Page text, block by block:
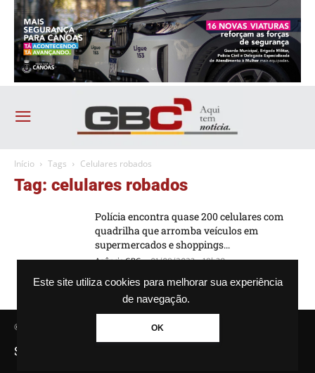
Este site utiliza cookies para melhorar sua experiência
de navegação.
OK
Início Tags Celulares robados
Tag: celulares robados
Polícia encontra quase 200 celulares com
quadrilha que arromba veículos em
supermercados e shoppings...
Agência GBC - 01/08/2023 - 18h39
© Agência GBC. Aqui tem notícia. Todos os direitos reservados.
SAIBA MAIS SOBRE A AGÊNCIA GBC